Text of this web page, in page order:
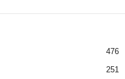
476
251